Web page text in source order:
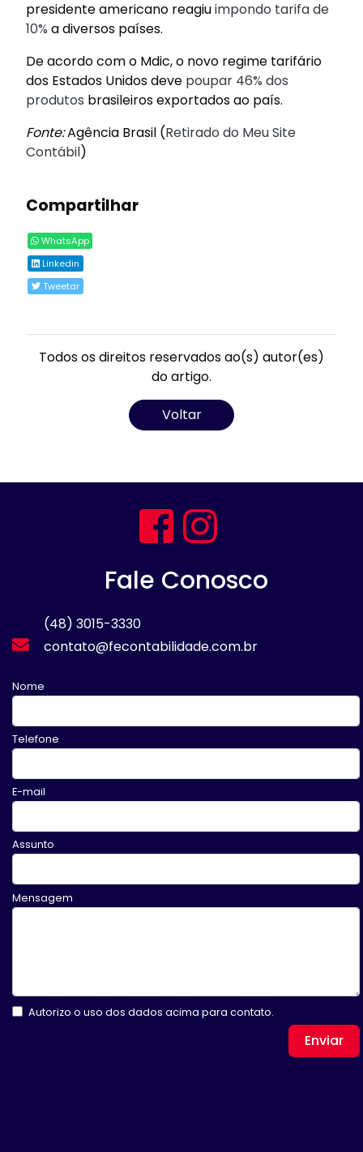
presidente americano reagiuimpondo tarifa de
10% a diversos países.
De acordo com o Mdic, o novo regime tarifário
dos Estados Unidos deve poupar 46% dos
produtos brasileiros exportados ao país.
Fonte:Agência Brasil (Retirado do Meu Site
Contábil)
Compartilhar
WhatsApp
Linkedin
Tweetar
Todos os direitos reservados ao(s) autor(es)
do artigo.
Voltar
Fale Conosco
(48) 3015-3330
contato@fecontabilidade.com.br
Nome
Telefone
E-mail
Assunto
Mensagem
Autorizo o uso dos dados acima para contato.
Enviar